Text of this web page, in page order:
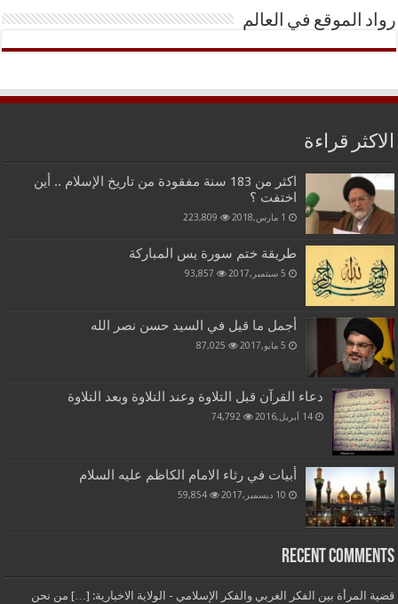
رواد الموقع في العالم
الاكثر قراءة
اكثر من 183 سنة مفقودة من تاريخ الإسلام .. أين
اختفت ؟
1 مارس,2018 223,809
طريقة ختم سورة يس المباركة
5 سبتمبر,2017 93,857
أجمل ما قيل في السيد حسن نصر الله
5 مايو,2017 87,025
دعاء القرآن قبل التلاوة وعند التلاوة وبعد التلاوة
14 أبريل,2016 74,792
أبيات في رثاء الامام الكاظم عليه السلام
10 ديسمبر,2017 59,854
Recent Comments
قضية المرأة بين الفكر الغربي والفكر الإسلامي - الولاية الاخبارية: […] من نحن